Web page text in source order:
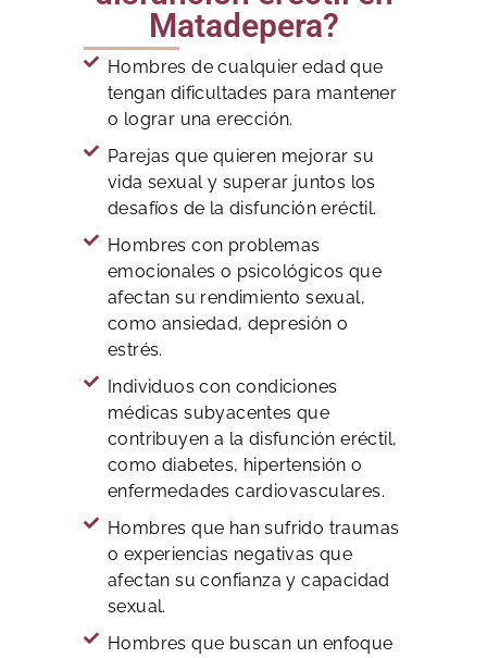
Matadepera?
Hombres de cualquier edad que
tengan dificultades para mantener
o lograr una erección.
Parejas que quieren mejorar su
vida sexual y superar juntos los
desafíos de la disfunción eréctil.
Hombres con problemas
emocionales o psicológicos que
afectan su rendimiento sexual,
como ansiedad, depresión o
estrés.
Individuos con condiciones
médicas subyacentes que
contribuyen a la disfunción eréctil,
como diabetes, hipertensión o
enfermedades cardiovasculares.
Hombres que han sufrido traumas
o experiencias negativas que
afectan su confianza y capacidad
sexual.
Hombres que buscan un enfoque